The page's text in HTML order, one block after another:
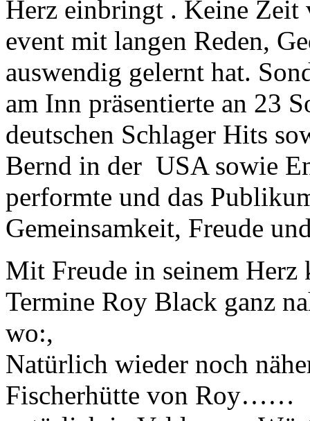
Herz einbringt . Keine Zeit
event mit langen Reden,
auswendig gelernt hat.
am Inn präsentierte an 23
deutschen Schlager Hits
Bernd in der USA sowie
performte und das
Gemeinsamkeit, Freude
Mit Freude in seinem
Termine Roy Black ganz
wo:,
Natürlich wieder noch
Fischerhütte von Roy……